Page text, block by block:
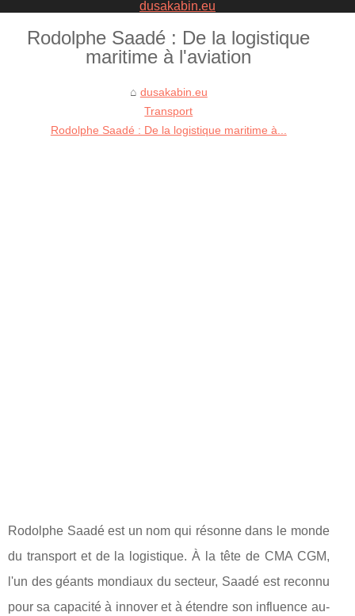
Rodolphe Saadé : De la logistique
maritime à l'aviation
dusakabin.eu
Transport
Rodolphe Saadé : De la logistique maritime à...
Rodolphe Saadé est un nom qui résonne dans le monde
du transport et de la logistique. À la tête de CMA CGM,
l'un des géants mondiaux du secteur, Saadé est reconnu
pour sa capacité à innover et à étendre son influence au-
dusakabin.eu